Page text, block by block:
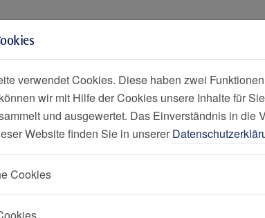
Social Media
verwendet Cookies. Diese haben zwei
wir mit Hilfe der Cookies unsere Inhalte für
und ausgewertet. Das Einverständnis in
Website finden Sie in unserer
Cookies